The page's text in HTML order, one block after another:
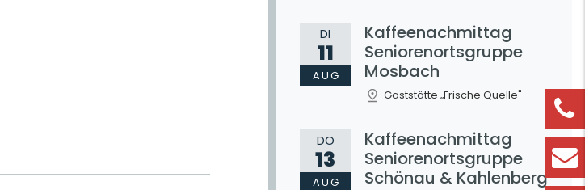
DI
11
AUG
Kaffeenachmittag
Seniorenortsgruppe
Mosbach
Gaststätte „Frische Quelle"
DO
13
AUG
Kaffeenachmittag
Seniorenortsgruppe
Schönau & Kahlenberg